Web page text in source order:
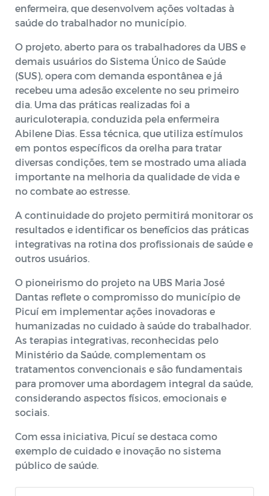
enfermeira, que desenvolvem ações voltadas à
saúde do trabalhador no município.
O projeto, aberto para os trabalhadores da UBS e
demais usuários do Sistema Único de Saúde
(SUS), opera com demanda espontânea e já
recebeu uma adesão excelente no seu primeiro
dia. Uma das práticas realizadas foi a
auriculoterapia, conduzida pela enfermeira
Abilene Dias. Essa técnica, que utiliza estímulos
em pontos específicos da orelha para tratar
diversas condições, tem se mostrado uma aliada
importante na melhoria da qualidade de vida e
no combate ao estresse.
A continuidade do projeto permitirá monitorar os
resultados e identificar os benefícios das práticas
integrativas na rotina dos profissionais de saúde e
outros usuários.
O pioneirismo do projeto na UBS Maria José
Dantas reflete o compromisso do município de
Picuí em implementar ações inovadoras e
humanizadas no cuidado à saúde do trabalhador.
As terapias integrativas, reconhecidas pelo
Ministério da Saúde, complementam os
tratamentos convencionais e são fundamentais
para promover uma abordagem integral da saúde,
considerando aspectos físicos, emocionais e
sociais.
Com essa iniciativa, Picuí se destaca como
exemplo de cuidado e inovação no sistema
público de saúde.